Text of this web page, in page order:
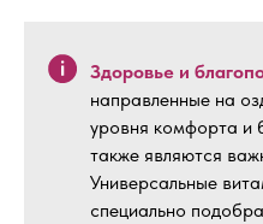
Здоровье и
направленные на
уровня комфорта и
также являются
Универсальные
специально